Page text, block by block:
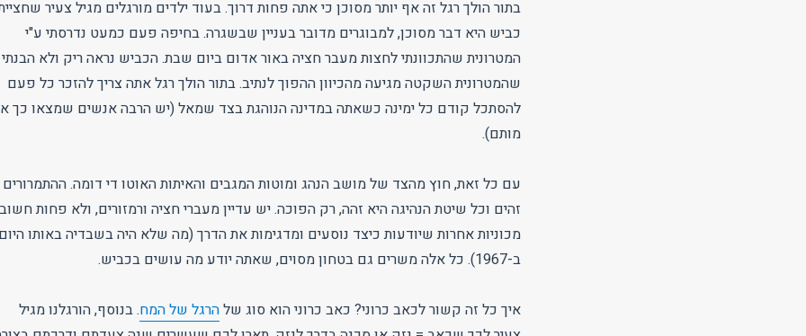
בתור הולך רגל זה אף יותר מסוכן כי אתה פחות דרוך. בעוד ילדים מורגלים מגיל צעיר
כביש היא דבר מסוכן, למבוגרים מדובר בעניין שבשגרה. בחיפה פעם כמעט נדרסתי ע"י
המטרונית שהתכוונתי לחצות מעבר חציה באור אדום ביום שבת. הכביש נראה ריק ולא הבנתי
שהמטרונית השקטה מגיעה מהכיוון ההפוך לנתיב. בתור הולך רגל אתה צריך להזכר כל פעם
להסתכל קודם כל ימינה כשאתה במדינה הנוהגת בצד שמאל (יש הרבה אנשים שמצאו כך
מותם).
עם כל זאת, חוץ מהצד של מושב הנהג ומוטות המגבים והאיתות האוטו די דומה. ההתמרורים
זהים וכל שיטת הנהיגה היא זהה, רק הפוכה. יש עדיין מעברי חציה ורמזורים, ולא פחות חשוב
מכוניות אחרות שיודעות כיצד נוסעים ומדגימות את הדרך (מה שלא היה בשבדיה באותו
ב-1967). כל אלה משרים גם בטחון מסוים, שאתה יודע מה עושים בכביש.
איך כל זה קשור לכאב כרוני? כאב כרוני הוא סוג שלהרגל של המח. בנוסף, הורגלנו מגיל